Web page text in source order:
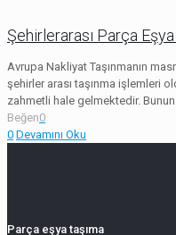
Şehirlerarası Parça
Avrupa Nakliyat Taşınmanın
şehirler arası taşınma işlemleri
zahmetli hale gelmektedir.
Beğen0
0 Devamını Oku
Parça eşya taşıma